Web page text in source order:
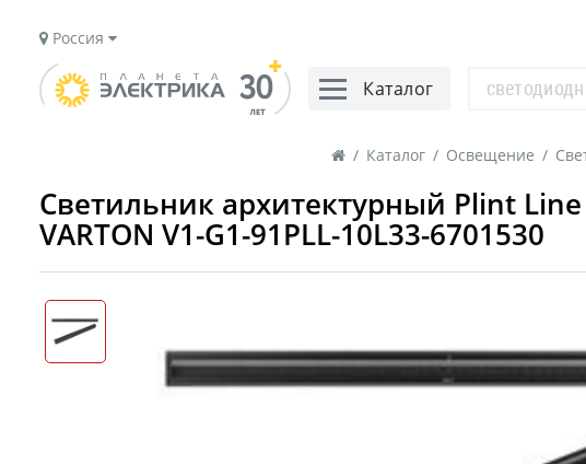
Россия
Каталог
/ Каталог / Освещение /
Светильник архитектурный Plint
VARTON V1-G1-91PLL-10L33-6701530